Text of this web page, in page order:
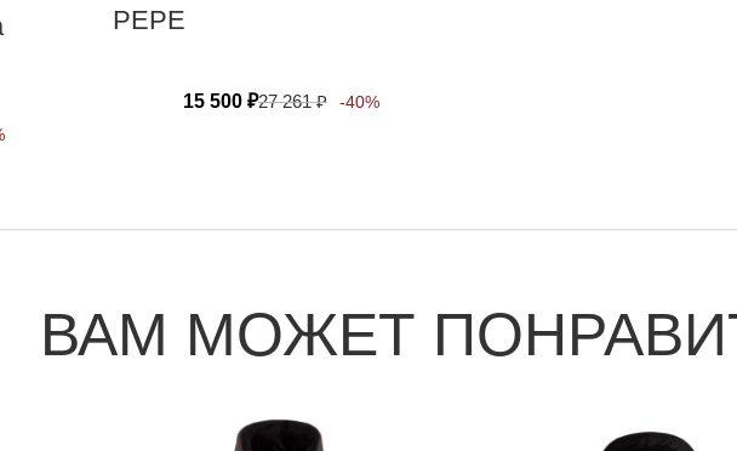
PEPE
15 500 ₽27 261₽ -40%
ВАМ МОЖЕТ